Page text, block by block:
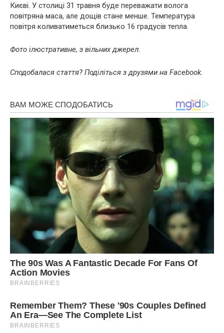
Києві. У столиці 31 травня буде переважати волога
повітряна маса, але дощів стане менше. Температура
повітря коливатиметься близько 16 градусів тепла.
Фото ілюстративне, з вільних джерел.
Сподобалася стаття? Поділіться з друзями на Facebook.